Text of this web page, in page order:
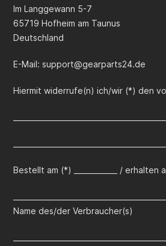
Im Langgewann 5-7
65719 Hofheim am Taunus
Deutschland
E-Mail: support@gearparts24.de
Hiermit widerrufe(n) ich/wir (*) den
Bestellt am (*) ____________ / erhalten am
Name des/der Verbraucher(s)